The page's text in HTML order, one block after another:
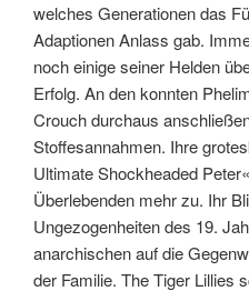
welches Generationen das
Adaptionen Anlass gab.
noch einige seiner Helden
Erfolg. An den konnten
Crouch durchaus
Stoffesannahmen. Ihre
Ultimate Shockheaded
Überlebenden mehr zu. Ihr
Ungezogenheiten des 19.
anarchischen auf die
der Familie. The Tiger Lillies